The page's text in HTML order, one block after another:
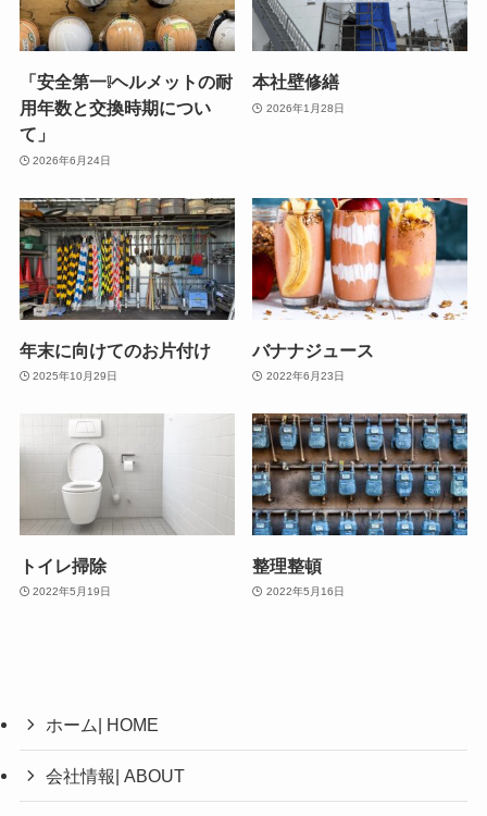
「安全第一❕ヘルメットの耐
用年数と交換時期につい
て」
2026年6月24日
本社壁修繕
2026年1月28日
年末に向けてのお片付け
2025年10月29日
バナナジュース
2022年6月23日
トイレ掃除
2022年5月19日
整理整頓
2022年5月16日
ホーム| HOME
会社情報| ABOUT